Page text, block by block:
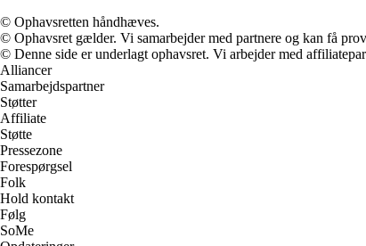
© Ophavsretten håndhæves.
© Ophavsret gælder. Vi samarbejder med partnere og kan få
© Denne side er underlagt ophavsret. Vi arbejder med
Alliancer
Samarbejdspartner
Støtter
Affiliate
Støtte
Pressezone
Forespørgsel
Folk
Hold kontakt
Følg
SoMe